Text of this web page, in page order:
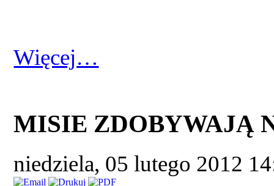
Więcej…
MISIE ZDOBYWAJĄ
niedziela, 05 lutego 2012